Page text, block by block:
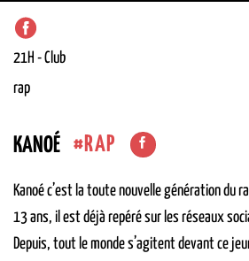
21H -Club
rap
KANOÉ RAP
Kanoé c’est la toute nouvelle génération du
13 ans, il est déjà repéré sur les réseaux
Depuis, tout le monde s’agitent devant ce